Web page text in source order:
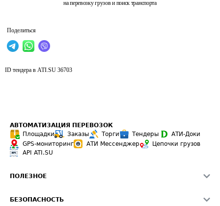
на перевозку грузов и поиск транспорта
Поделиться
ID тендера в ATI.SU 36703
АВТОМАТИЗАЦИЯ ПЕРЕВОЗОК
Площадки
Заказы Торги Тендеры
АТИ-Доки
GPS-мониторинг
АТИ Мессенджер
Цепочки грузов
API ATI.SU
ПОЛЕЗНОЕ
БЕЗОПАСНОСТЬ